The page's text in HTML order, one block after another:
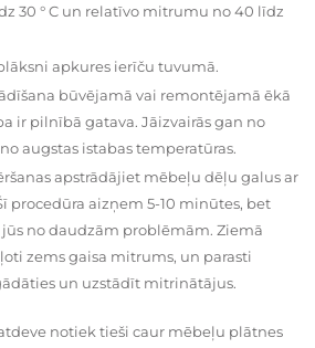
30 ° C un relatīvo mitrumu no 40 līdz
apkures ierīču tuvumā.
būvējamā vai remontējamā ēkā
ir pilnībā gatava. Jāizvairās gan no
augstas istabas temperatūras.
apstrādājiet mēbeļu dēļu galus ar
procedūra aizņem 5-10 minūtes, bet
no daudzām problēmām. Ziemā
zems gaisa mitrums, un parasti
un uzstādīt mitrinātājus.
notiek tieši caur mēbeļu plātnes